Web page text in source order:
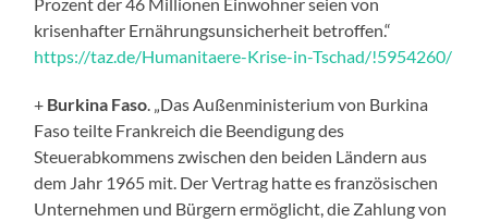
krisenhafter Ernährungsunsicherheit betroffen.“
https://taz.de/Humanitaere-Krise-in-Tschad/!5954260/
+ Burkina Faso . „Das Außenministerium von Burkina
Faso teilte Frankreich die Beendigung des
Steuerabkommens zwischen den beiden Ländern aus
dem Jahr 1965 mit. Der Vertrag hatte es französischen
Unternehmen und Bürgern ermöglicht, die Zahlung von